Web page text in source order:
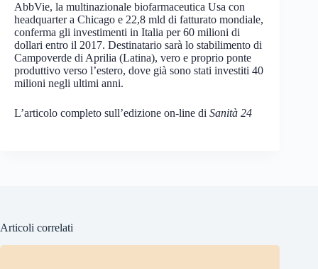
AbbVie, la multinazionale biofarmaceutica Usa con
headquarter a Chicago e 22,8 mld di fatturato mondiale,
conferma gli investimenti in Italia per 60 milioni di
dollari entro il 2017. Destinatario sarà lo stabilimento di
Campoverde di Aprilia (Latina), vero e proprio ponte
produttivo verso l’estero, dove già sono stati investiti 40
milioni negli ultimi anni.
L’articolo completo sull’edizione on-line di Sanità 24
Articoli correlati